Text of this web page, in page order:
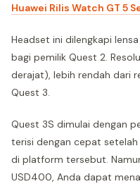
Huawei Rilis Watch GT 5
Headset ini dilengkapi
bagi pemilik Quest 2.
derajat), lebih rendah dari
Quest 3.
Quest 3S dimulai dengan
terisi dengan cepat
di platform tersebut.
USD400, Anda dapat